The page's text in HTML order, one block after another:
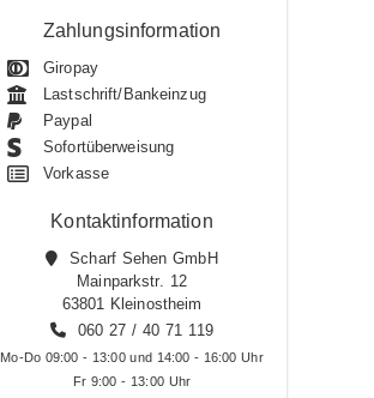
Zahlungsinformation
Giropay
Lastschrift/Bankeinzug
Paypal
Sofortüberweisung
Vorkasse
Kontaktinformation
Scharf Sehen GmbH
Mainparkstr. 12
63801 Kleinostheim
060 27 / 40 71 119
Mo-Do 09:00 - 13:00 und 14:00 - 16:00 Uhr
Fr 9:00 - 13:00 Uhr